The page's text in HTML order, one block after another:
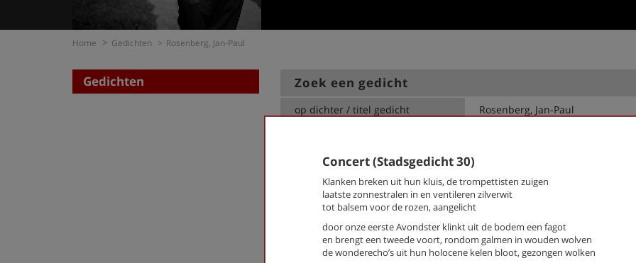
Home Gedichten Rosenberg, Jan-Paul
Gedichten Zoek een gedicht
op dichter / titel gedicht
Rosenberg, Jan-Paul
Beknopte anatomie van de
(Stadsgedicht 54)
Boswerf (Stadsgedicht 24)
Brink (Stadsgedicht 23)
Brugakker (Stadsgedicht 33)
Concert (Stadsgedicht 30)
Klanken breken uit hun kluis, de trompettisten zuigen
laatste zonnestralen in en ventileren zilverwit
tot balsem voor de rozen, aangelicht
door onze eerste Avondster klinkt uit de bodem een fagot
en brengt een tweede voort, rondom galmen in wouden wolven
de wonderecho’s uit hun holocene kelen bloot, gezongen wolken